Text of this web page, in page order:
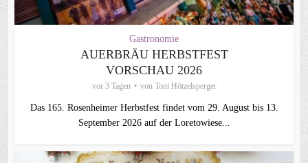
Gastronomie
AUERBRÄU HERBSTFEST
VORSCHAU 2026
vor 3 Tagen von Toni Hötzelsperger
Das 165. Rosenheimer Herbstfest findet vom 29. August bis 13.
September 2026 auf der Loretowiese...